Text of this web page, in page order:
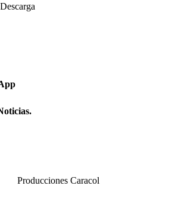
Producciones Caracol